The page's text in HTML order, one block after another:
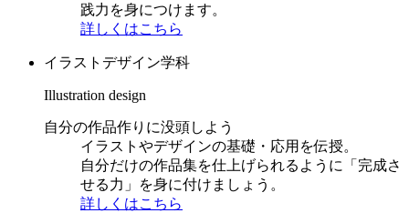
践力を身につけます。
詳しくはこちら
イラストデザイン学科
Illustration design
自分の作品作りに没頭しよう
イラストやデザインの基礎・応用を伝授。
自分だけの作品集を仕上げられるように「完成さ
せる力」を身に付けましょう。
詳しくはこちら